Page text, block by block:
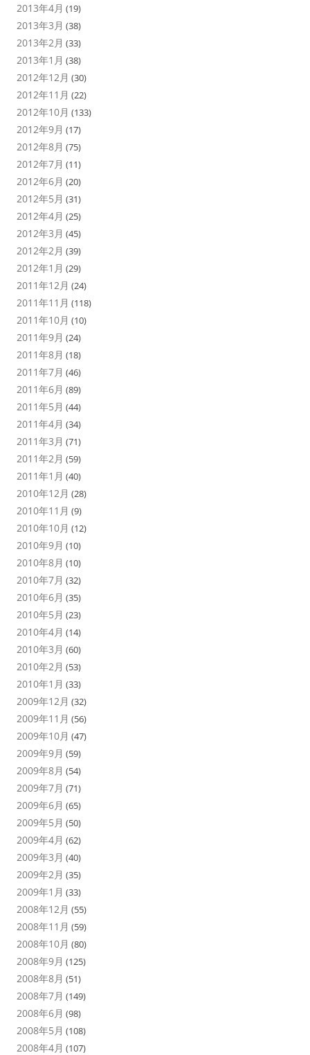
2013年4月 (19)
2013年3月 (38)
2013年2月 (33)
2013年1月 (38)
2012年12月 (30)
2012年11月 (22)
2012年10月 (133)
2012年9月 (17)
2012年8月 (75)
2012年7月 (11)
2012年6月 (20)
2012年5月 (31)
2012年4月 (25)
2012年3月 (45)
2012年2月 (39)
2012年1月 (29)
2011年12月 (24)
2011年11月 (118)
2011年10月 (10)
2011年9月 (24)
2011年8月 (18)
2011年7月 (46)
2011年6月 (89)
2011年5月 (44)
2011年4月 (34)
2011年3月 (71)
2011年2月 (59)
2011年1月 (40)
2010年12月 (28)
2010年11月 (9)
2010年10月 (12)
2010年9月 (10)
2010年8月 (10)
2010年7月 (32)
2010年6月 (35)
2010年5月 (23)
2010年4月 (14)
2010年3月 (60)
2010年2月 (53)
2010年1月 (33)
2009年12月 (32)
2009年11月 (56)
2009年10月 (47)
2009年9月 (59)
2009年8月 (54)
2009年7月 (71)
2009年6月 (65)
2009年5月 (50)
2009年4月 (62)
2009年3月 (40)
2009年2月 (35)
2009年1月 (33)
2008年12月 (55)
2008年11月 (59)
2008年10月 (80)
2008年9月 (125)
2008年8月 (51)
2008年7月 (149)
2008年6月 (98)
2008年5月 (108)
2008年4月 (107)